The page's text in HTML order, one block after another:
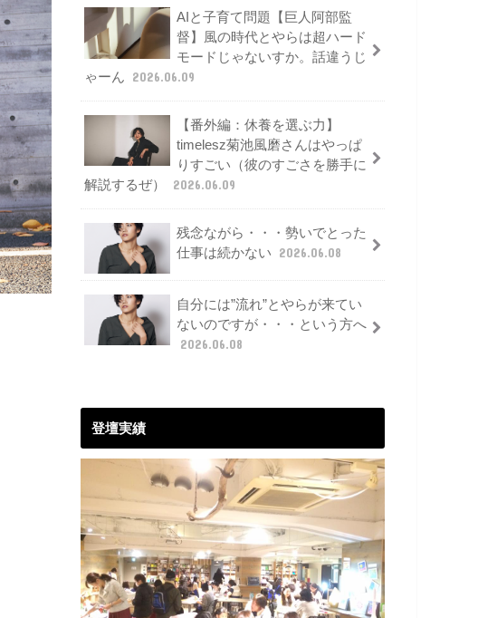
AIと子育て問題【巨人阿部監
督】風の時代とやらは超ハード
モードじゃないすか。話違うじ
ゃーん
2026.06.09
【番外編：休養を選ぶ力】
timelesz菊池風磨さんはやっぱ
りすごい（彼のすごさを勝手に
解説するぜ）
2026.06.09
残念ながら・・・勢いでとった
仕事は続かない
2026.06.08
自分には”流れ”とやらが来てい
ないのですが・・・という方へ
2026.06.08
登壇実績